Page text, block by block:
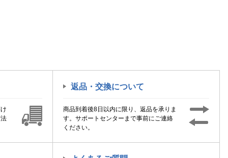
返品・交換について
商品到着後8日以内に限り、返品を承りま
す。サポートセンターまで事前にご連絡
ください。